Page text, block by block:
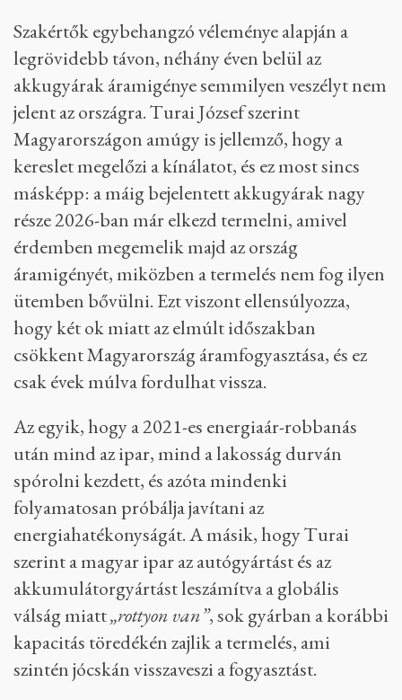
Szakértők egybehangzó véleménye alapján a
legrövidebb távon, néhány éven belül az
akkugyárak áramigénye semmilyen veszélyt nem
jelent az országra. Turai József szerint
Magyarországon amúgy is jellemző, hogy a
kereslet megelőzi a kínálatot, és ez most sincs
másképp: a máig bejelentett akkugyárak nagy
része 2026-ban már elkezd termelni, amivel
érdemben megemelik majd az ország
áramigényét, miközben a termelés nem fog ilyen
ütemben bővülni. Ezt viszont ellensúlyozza,
hogy két ok miatt az elmúlt időszakban
csökkent Magyarország áramfogyasztása, és ez
csak évek múlva fordulhat vissza.
Az egyik, hogy a 2021-es energiaár-robbanás
után mind az ipar, mind a lakosság durván
spórolni kezdett, és azóta mindenki
folyamatosan próbálja javítani az
energiahatékonyságát. A másik, hogy Turai
szerint a magyar ipar az autógyártást és az
akkumulátorgyártást leszámítva a globális
válság miatt„rottyon van”, sok gyárban a korábbi
kapacitás töredékén zajlik a termelés, ami
szintén jócskán visszaveszi a fogyasztást.